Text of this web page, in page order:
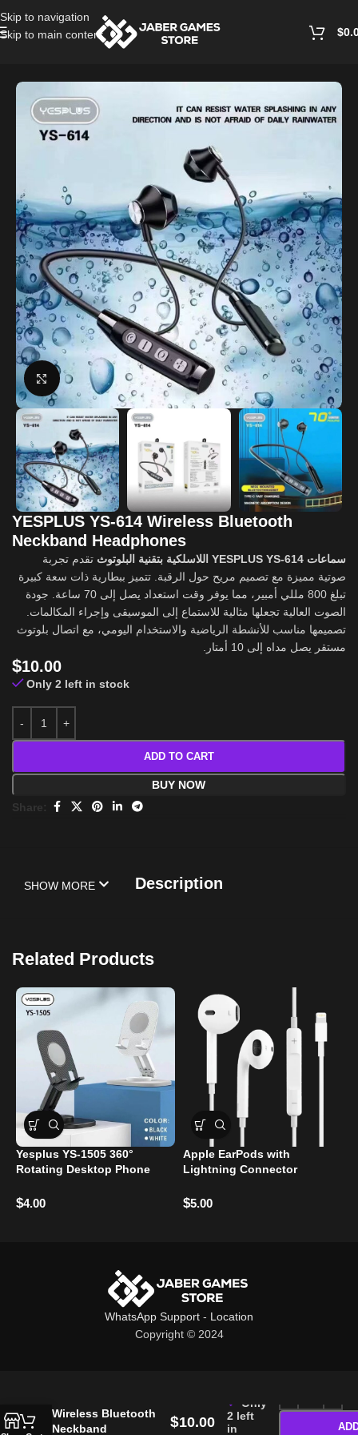
Skip to navigation
Skip to main content
$
Click to enlarge
YESPLUS YS-614 Wireless Bluetooth
Neckband Headphones
سماعات YESPLUS YS-614 اللاسلكية بتقنية البلوتوث
تقدم تجربة
صوتية مميزة مع تصميم مريح حول الرقبة. تتميز ببطارية ذات سعة كبيرة
تبلغ 800 مللي أمبير، مما يوفر وقت استعداد يصل إلى 70 ساعة. جودة
الصوت العالية تجعلها مثالية للاستماع إلى الموسيقى وإجراء المكالمات.
تصميمها مناسب للأنشطة الرياضية والاستخدام اليومي، مع اتصال بلوتوث
مستقر يصل مداه إلى 10 أمتار.
$10.00
Only 2 left in stock
ADD TO CART
BUY NOW
Share:
Description
SHOW MORE
Related Products
Yesplus YS-1505 360°
Rotating Desktop Phone
$4.00
Apple EarPods with
Lightning Connector
$5.00
WhatsApp Support - Location
Copyright © 2024
Wireless Bluetooth
Neckband
$10.00
Only
2 left
in